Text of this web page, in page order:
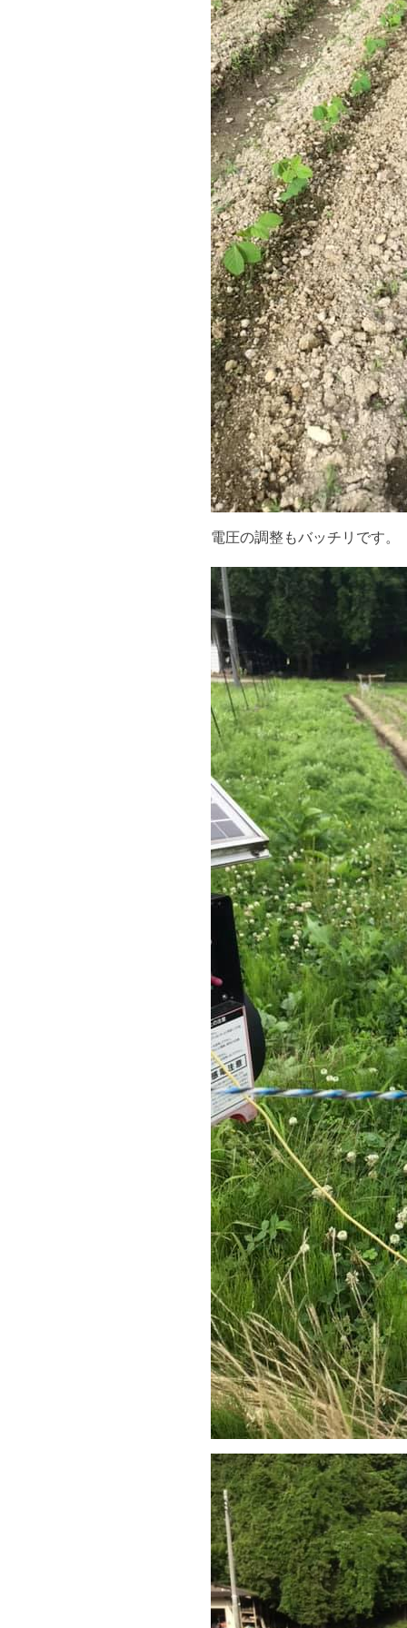
電圧の調整もバッチリです。